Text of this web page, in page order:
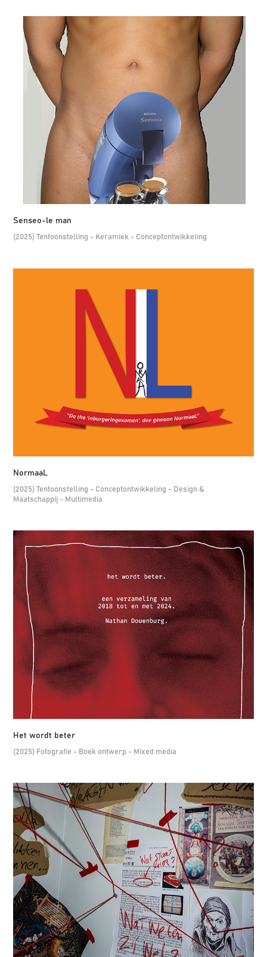
Senseo-le man
(2025) Tentoonstelling - Keramiek - Conceptontwikkeling
NormaaL
(2025) Tentoonstelling - Conceptontwikkeling - Design &
Maatschappij - Multimedia
Het wordt beter
(2025) Fotografie - Boek ontwerp - Mixed media